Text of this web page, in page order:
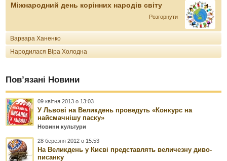
Міжнародний день корінних народів світу
Розгорнути
Варвара Ханенко
Народилася Віра Холодна
Пов’язані Новини
09 квітня 2013 о 13:03
У Львові на Великдень проведуть «Конкурс на
найсмачнішу паску»
Новини культури
28 березня 2012 о 15:53
На Великдень у Києві представлять величезну диво-
писанку